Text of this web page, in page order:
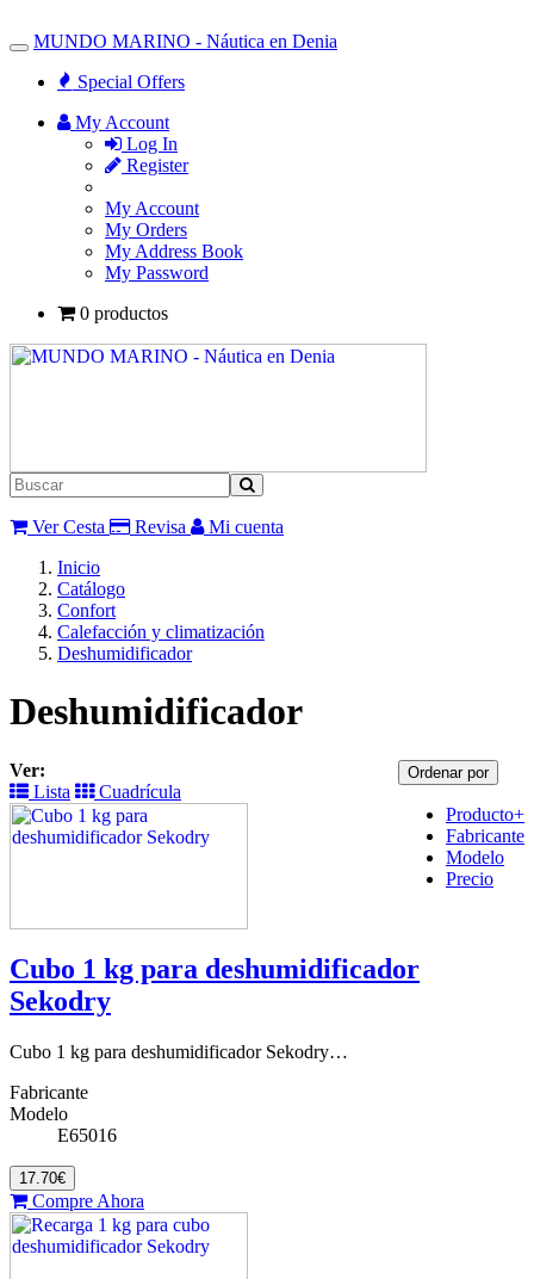
Toggle
Navigation
MUNDO MARINO - Náutica en Denia
Special Offers
My Account
Log In
Register
My Account
My Orders
My Address Book
My Password
0 productos
Ver Cesta Revisa
Mi cuenta
Inicio
Catálogo
Confort
Calefacción y climatización
Deshumidificador
Deshumidificador
Ordenar por
Producto+
Fabricante
Modelo
Precio
Ver:
Lista
Cuadrícula
Cubo 1 kg para deshumidificador
Sekodry
Cubo 1 kg para deshumidificador Sekodry…
Fabricante
Modelo
E65016
17.70€
Compre Ahora